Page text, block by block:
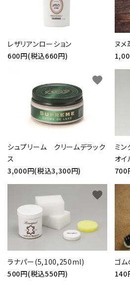
レザリアンローション
600円(税込660円)
ヌメ
シュプリーム クリームデラック
ス
3,000円(税込3,300円)
favorite
ミン
オイ
700
ラナパー(5,100,250ml)
500円(税込550円)
favorite
ゴム
140